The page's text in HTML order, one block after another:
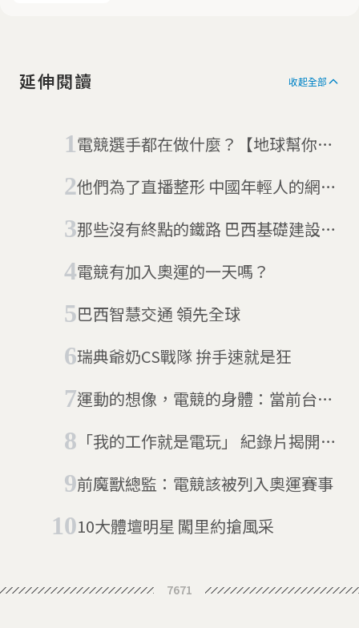
客觀中立，有助於豐富國人國
延伸閱讀 收起全部
電競選手都在做什麼？【地球幫你
他們為了直播整形 中國年輕人的網紅
那些沒有終點的鐵路 巴西基礎建設蓋
電競有加入奧運的一天嗎？
巴西智慧交通 領先全球
瑞典爺奶CS戰隊 拚手速就是狂
運動的想像，電競的身體：當前台灣
「我的工作就是電玩」 紀錄片揭開南
前魔獸總監：電競該被列入奧運賽事
10大體壇明星 闖里約搶風采
7671